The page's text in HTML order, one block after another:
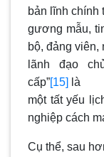
bản lĩnh chính
gương mẫu,
bộ, đảng viên,
lãnh đạo
cấp”[15] là
một tất yếu
nghiệp cách
Cụ thể, sau